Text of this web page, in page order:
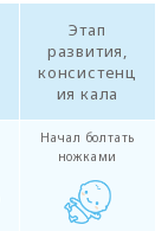
Этап
развития,
консистенц
ия кала
Начал болтать
ножками